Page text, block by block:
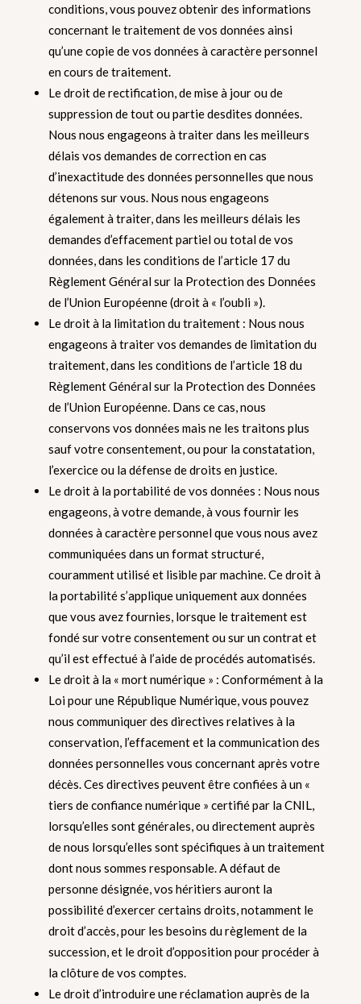
conditions, vous pouvez obtenir des informations
concernant le traitement de vos données ainsi
qu’une copie de vos données à caractère personnel
en cours de traitement.
Le droit de rectification, de mise à jour ou de
suppression de tout ou partie desdites données.
Nous nous engageons à traiter dans les meilleurs
délais vos demandes de correction en cas
d’inexactitude des données personnelles que nous
détenons sur vous. Nous nous engageons
également à traiter, dans les meilleurs délais les
demandes d’effacement partiel ou total de vos
données, dans les conditions de l’article 17 du
Règlement Général sur la Protection des Données
de l’Union Européenne (droit à « l’oubli »).
Le droit à la limitation du traitement : Nous nous
engageons à traiter vos demandes de limitation du
traitement, dans les conditions de l’article 18 du
Règlement Général sur la Protection des Données
de l’Union Européenne. Dans ce cas, nous
conservons vos données mais ne les traitons plus
sauf votre consentement, ou pour la constatation,
l’exercice ou la défense de droits en justice.
Le droit à la portabilité de vos données : Nous nous
engageons, à votre demande, à vous fournir les
données à caractère personnel que vous nous avez
communiquées dans un format structuré,
couramment utilisé et lisible par machine. Ce droit à
la portabilité s’applique uniquement aux données
que vous avez fournies, lorsque le traitement est
fondé sur votre consentement ou sur un contrat et
qu’il est effectué à l’aide de procédés automatisés.
Le droit à la « mort numérique » : Conformément à la
Loi pour une République Numérique, vous pouvez
nous communiquer des directives relatives à la
conservation, l’effacement et la communication des
données personnelles vous concernant après votre
décès. Ces directives peuvent être confiées à un «
tiers de confiance numérique » certifié par la CNIL,
lorsqu’elles sont générales, ou directement auprès
de nous lorsqu’elles sont spécifiques à un traitement
dont nous sommes responsable. A défaut de
personne désignée, vos héritiers auront la
possibilité d’exercer certains droits, notamment le
droit d’accès, pour les besoins du règlement de la
succession, et le droit d’opposition pour procéder à
la clôture de vos comptes.
Le droit d’introduire une réclamation auprès de la